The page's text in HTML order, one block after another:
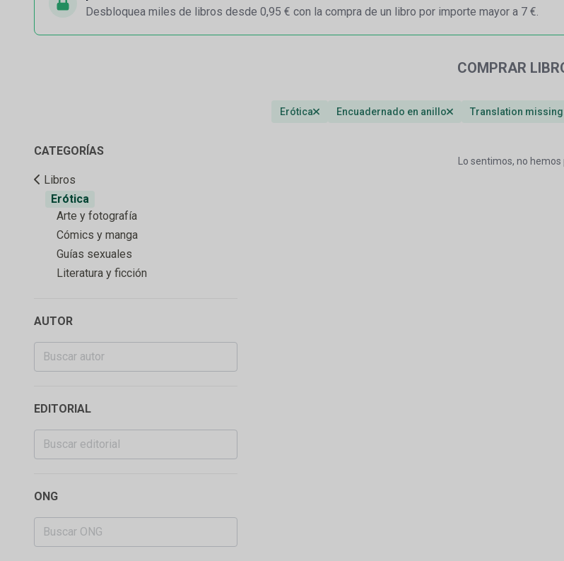
Desbloquea miles de libros desde 0,95 € con la compra de un libro por importe mayor a 7 €.
COMPRAR
Erótica Encuadernado en anillo Translation
CATEGORÍAS
Libros
Erótica
Arte y fotografía
Cómics y manga
Guías sexuales
Literatura y ficción
AUTOR
EDITORIAL
ONG
Lo sentimos, no